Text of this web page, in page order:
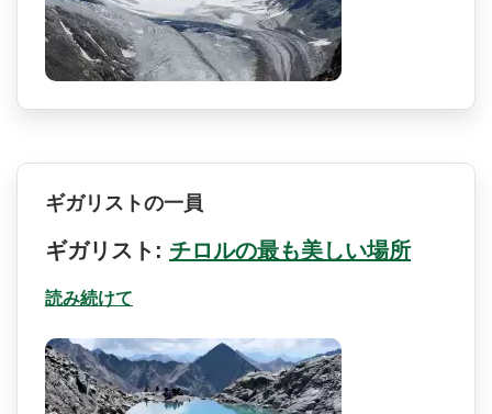
ギガリストの一員
ギガリスト: チロルの最も美しい場所
読み続けて